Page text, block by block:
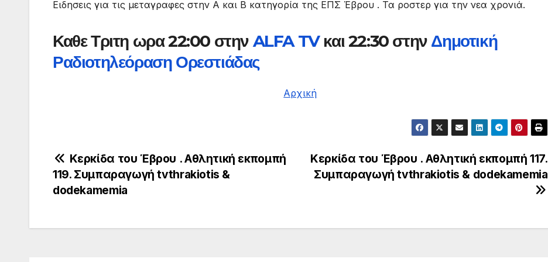
Ειδησεις για τις μεταγραφες στην Α και Β κατηγορία της ΕΠΣ Έβρου . Τα ροστερ για την νεα χρονιά.
Καθε Τριτη ωρα 22:00 στην ALFA TV και 22:30 στην Δημοτική
Ραδιοτηλεόραση Ορεστιάδας
Αρχική
Πλοήγηση
άρθρων
Κερκίδα του Έβρου . Αθλητική εκπομπή 117.
Συμπαραγωγή tvthrakiotis & dodekamemia
Κερκίδα του Έβρου . Αθλητική εκπομπή
119. Συμπαραγωγή tvthrakiotis &
dodekamemia